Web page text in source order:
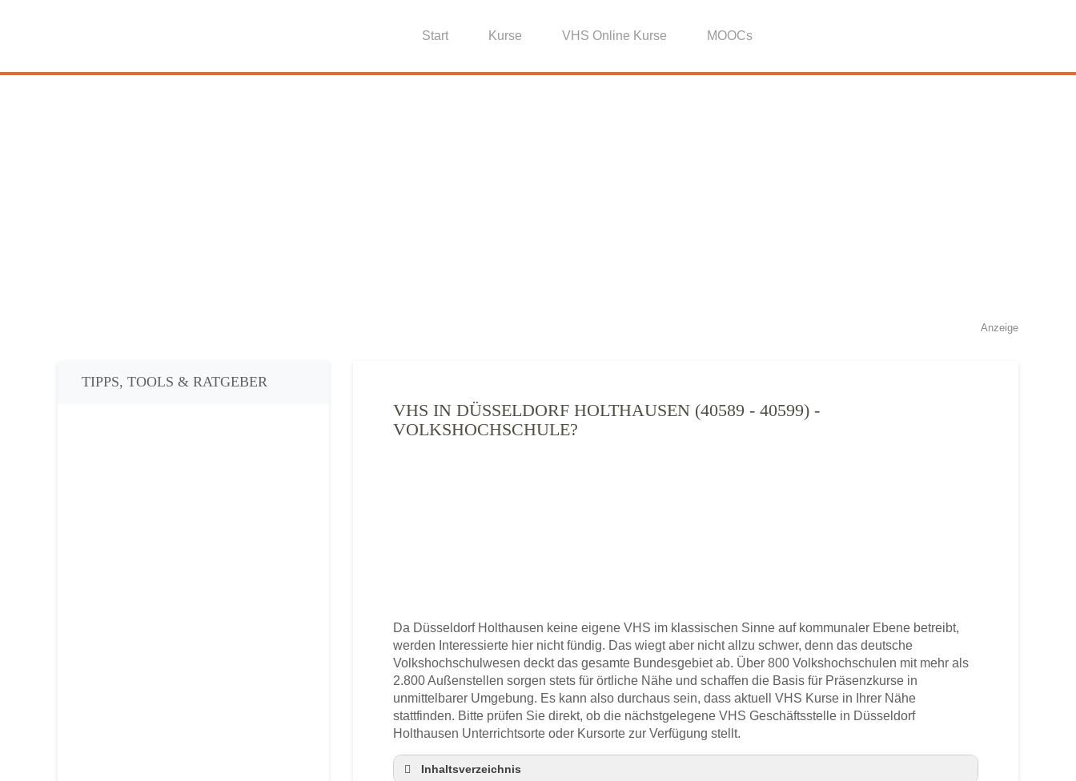
Start Kurse VHS Online Kurse MOOCs
Anzeige
VHS IN DÜSSELDORF HOLTHAUSEN (40589 - 40599) -
VOLKSHOCHSCHULE?
Da Düsseldorf Holthausen keine eigene VHS im klassischen Sinne auf kommunaler Ebene betreibt,
werden Interessierte hier nicht fündig. Das wiegt aber nicht allzu schwer, denn das deutsche
Volkshochschulwesen deckt das gesamte Bundesgebiet ab. Über 800 Volkshochschulen mit mehr als
2.800 Außenstellen sorgen stets für örtliche Nähe und schaffen die Basis für Präsenzkurse in
unmittelbarer Umgebung. Es kann also durchaus sein, dass aktuell VHS Kurse in Ihrer Nähe
stattfinden. Bitte prüfen Sie direkt, ob die nächstgelegene VHS Geschäftsstelle in Düsseldorf
Holthausen Unterrichtsorte oder Kursorte zur Verfügung stellt.
Inhaltsverzeichnis
TIPPS, TOOLS & RATGEBER